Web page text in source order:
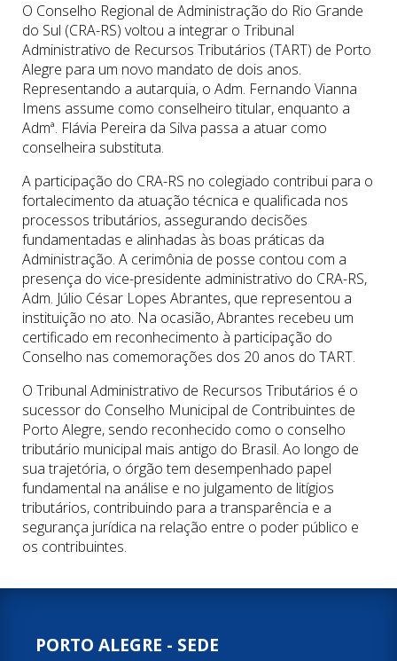
O Conselho Regional de Administração do Rio Grande
do Sul (CRA-RS) voltou a integrar o Tribunal
Administrativo de Recursos Tributários (TART) de Porto
Alegre para um novo mandato de dois anos.
Representando a autarquia, o Adm. Fernando Vianna
Imens assume como conselheiro titular, enquanto a
Admª. Flávia Pereira da Silva passa a atuar como
conselheira substituta.
A participação do CRA-RS no colegiado contribui para o
fortalecimento da atuação técnica e qualificada nos
processos tributários, assegurando decisões
fundamentadas e alinhadas às boas práticas da
Administração. A cerimônia de posse contou com a
presença do vice-presidente administrativo do CRA-RS,
Adm. Júlio César Lopes Abrantes, que representou a
instituição no ato. Na ocasião, Abrantes recebeu um
certificado em reconhecimento à participação do
Conselho nas comemorações dos 20 anos do TART.
O Tribunal Administrativo de Recursos Tributários é o
sucessor do Conselho Municipal de Contribuintes de
Porto Alegre, sendo reconhecido como o conselho
tributário municipal mais antigo do Brasil. Ao longo de
sua trajetória, o órgão tem desempenhado papel
fundamental na análise e no julgamento de litígios
tributários, contribuindo para a transparência e a
segurança jurídica na relação entre o poder público e
os contribuintes.
PORTO ALEGRE - SEDE